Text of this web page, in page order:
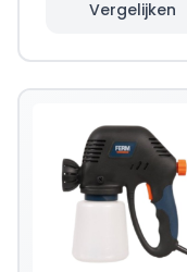
Vergelijken